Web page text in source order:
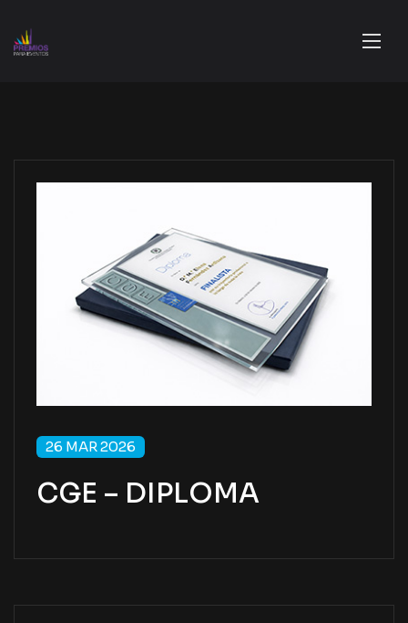
26 MAR 2026
CGE – DIPLOMA